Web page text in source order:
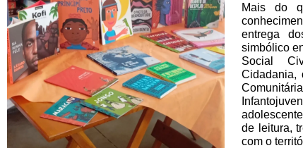
Mais do
entrega
simbólico
Social
Cidadania,
de leitura,
com o